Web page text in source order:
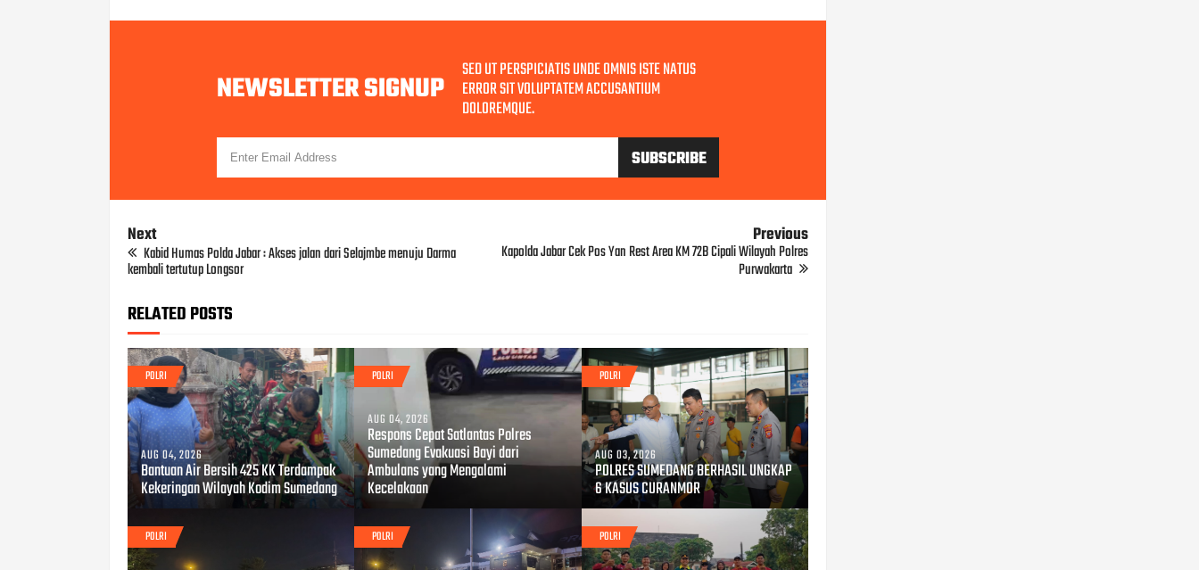
NEWSLETTER SIGNUP SED UT PERSPICIATIS UNDE OMNIS ISTE NATUS
ERROR SIT VOLUPTATEM ACCUSANTIUM
DOLOREMQUE.
Next
Kabid Humas Polda Jabar : Akses jalan dari Selajmbe menuju Darma
kembali tertutup Longsor
Previous
Kapolda Jabar Cek Pos Yan Rest Area KM 72B Cipali Wilayah Polres
Purwakarta
RELATED POSTS
POLRI
AUG 04, 2026
Bantuan Air Bersih 425 KK Terdampak
Kekeringan Wilayah Kodim Sumedang
POLRI
AUG 04, 2026
Respons Cepat Satlantas Polres
Sumedang Evakuasi Bayi dari
Ambulans yang Mengalami
Kecelakaan
POLRI
AUG 03, 2026
POLRES SUMEDANG BERHASIL UNGKAP
6 KASUS CURANMOR
POLRI POLRI POLRI